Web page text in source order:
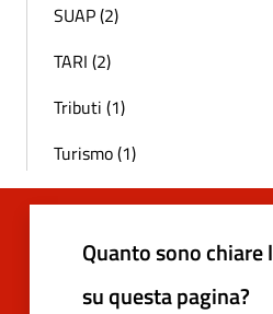
SUAP (2)
TARI (2)
Tributi (1)
Turismo (1)
Quanto sono
su questa pagina?